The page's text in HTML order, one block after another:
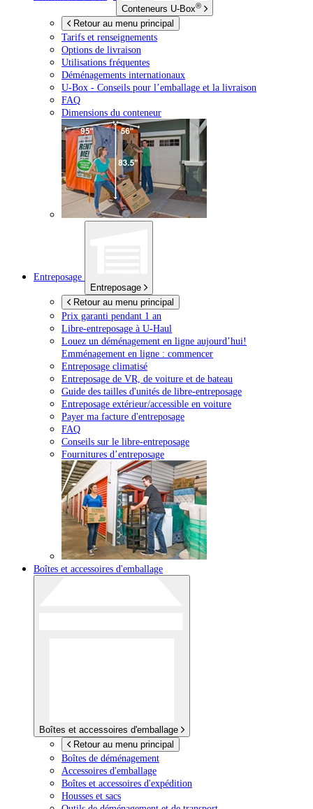
Conteneurs U-Box®
Retour au menu principal
Tarifs et renseignements
Options de livraison
Utilisations fréquentes
Déménagements internationaux
U-Box - Conseils pour l’emballage et la livraison
FAQ
Dimensions du conteneur
Entreposage
Entreposage
Retour au menu principal
Prix garanti pendant 1 an
Libre-entreposage à U-Haul
Louez un déménagement en ligne aujourd’hui!
Emménagement en ligne : commencer
Entreposage climatisé
Entreposage de VR, de voiture et de bateau
Guide des tailles d'unités de libre-entreposage
Entreposage extérieur/accessible en voiture
Payer ma facture d'entreposage
FAQ
Conseils sur le libre-entreposage
Fournitures d’entreposage
Boîtes et accessoires d'emballage
Boîtes et accessoires d'emballage
Retour au menu principal
Boîtes de déménagement
Accessoires d'emballage
Boîtes et accessoires d'expédition
Housses et sacs